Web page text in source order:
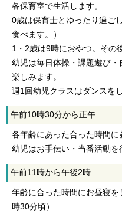
各保育室で生活します。
0歳は保育士とゆったり過ご
食べます。）
1・2歳は9時におやつ。その
幼児は毎日体操・課題遊び
楽しみます。
週1回幼児クラスはダンスをし
午前10時30分から正午
各年齢にあった合った時間に
幼児はお手伝い・当番活動を
午前11時から午後2時
年齢に合った時間にお昼寝
時30分頃）